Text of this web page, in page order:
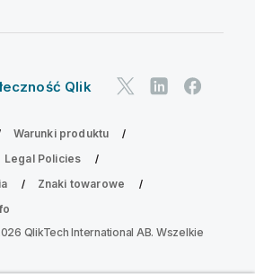
Qlik
Warunki produktu
Legal Policies
Znaki towarowe
QlikTech International AB. Wszelkie